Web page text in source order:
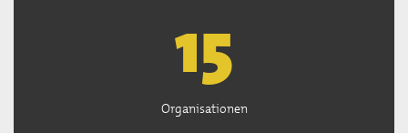
15
Organisationen